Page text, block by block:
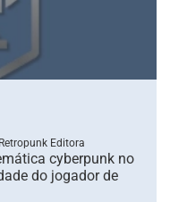
Editora
cyberpunk no
do jogador de